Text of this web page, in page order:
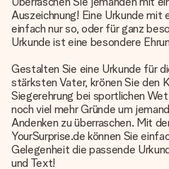
Auszeichnung! Eine Urkunde mit
einfach nur so, oder für ganz
Urkunde ist eine besondere
Gestalten Sie eine Urkunde für
stärksten Vater, krönen Sie den
Siegerehrung bei sportlichen
noch viel mehr Gründe um
Andenken zu überraschen. Mit
YourSurprise.de können Sie
Gelegenheit die passende
und Text!